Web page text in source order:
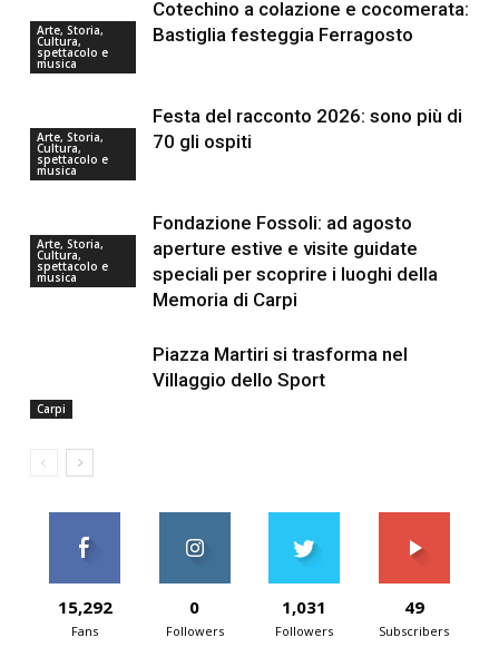
Arte, Storia,
Cultura,
spettacolo e
musica
Cotechino a colazione e cocomerata:
Bastiglia festeggia Ferragosto
Arte, Storia,
Cultura,
spettacolo e
musica
Festa del racconto 2026: sono più di
70 gli ospiti
Arte, Storia,
Cultura,
spettacolo e
musica
Fondazione Fossoli: ad agosto
aperture estive e visite guidate
speciali per scoprire i luoghi della
Memoria di Carpi
Carpi
Piazza Martiri si trasforma nel
Villaggio dello Sport
15,292
Fans
0
Followers
1,031
Followers
49
Subscribers